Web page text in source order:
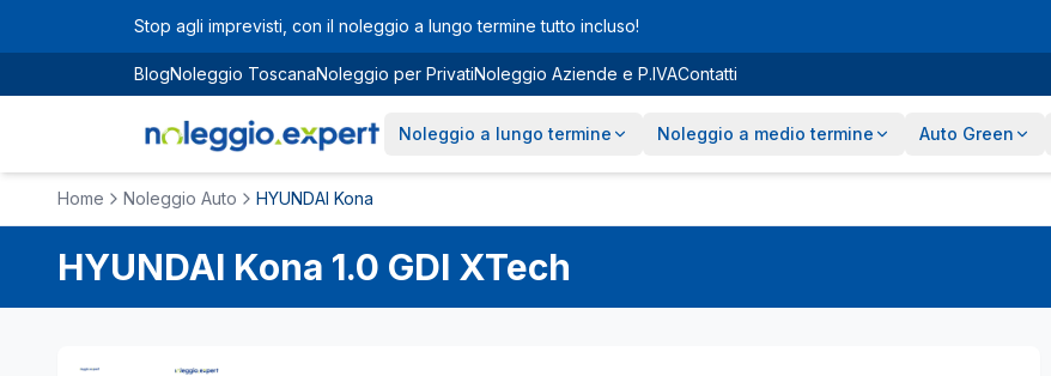
Vai al contenuto principale
Stop agli imprevisti, con il noleggio a lungo termine tutto incluso!
BlogNoleggio ToscanaNoleggio per PrivatiNoleggio Aziende e P.IVAContatti
Noleggio a lungo termine Noleggio a medio termine Auto Green
Home Noleggio Auto HYUNDAI Kona
HYUNDAI Kona 1.0 GDI XTech